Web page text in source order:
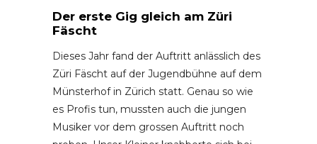
Der erste Gig gleich am Züri
Fäscht
Dieses Jahr fand der Auftritt anlässlich des
Züri Fäscht auf der Jugendbühne auf dem
Münsterhof in Zürich statt. Genau so wie
es Profis tun, mussten auch die jungen
Musiker vor dem grossen Auftritt noch